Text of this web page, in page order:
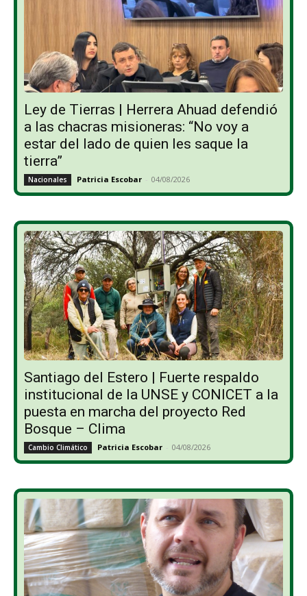
Ley de Tierras | Herrera Ahuad defendió
a las chacras misioneras: “No voy a
estar del lado de quien les saque la
tierra”
Nacionales Patricia Escobar - 04/08/2026
Santiago del Estero | Fuerte respaldo
institucional de la UNSE y CONICET a la
puesta en marcha del proyecto Red
Bosque – Clima
Cambio Climático Patricia Escobar - 04/08/2026